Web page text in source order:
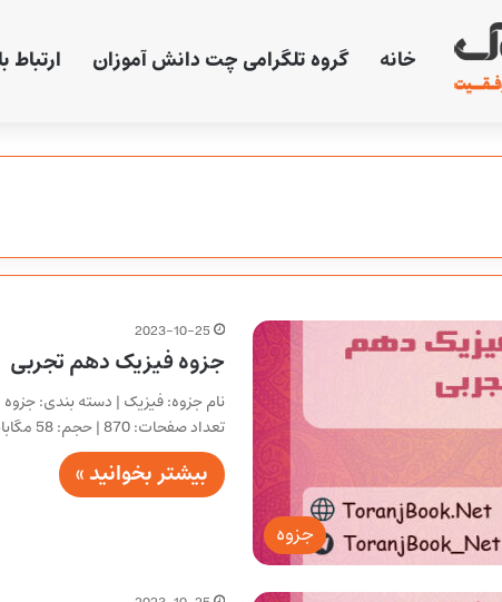
خانه گروه تلگرامی چت دانش آموزان ارتباط
جزوه
2023-10-25
جزوه فیزیک دهم تجربی
تعداد صفحات: 870 | حجم: 58 مگابایت…
بیشتر بخوانید »